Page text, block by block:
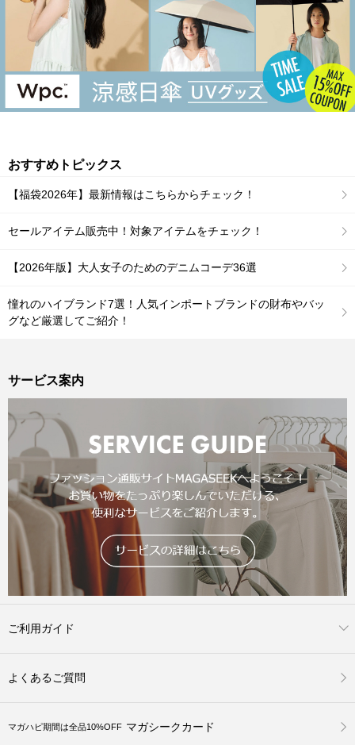
おすすめトピックス
【福袋2026年】最新情報はこちらからチェック！
セールアイテム販売中！対象アイテムをチェック！
【2026年版】大人女子のためのデニムコーデ36選
憧れのハイブランド7選！人気インポートブランドの財布やバッ
グなど厳選してご紹介！
サービス案内
ご利用ガイド
よくあるご質問
マガハピ期間は全品10%OFF マガシークカード